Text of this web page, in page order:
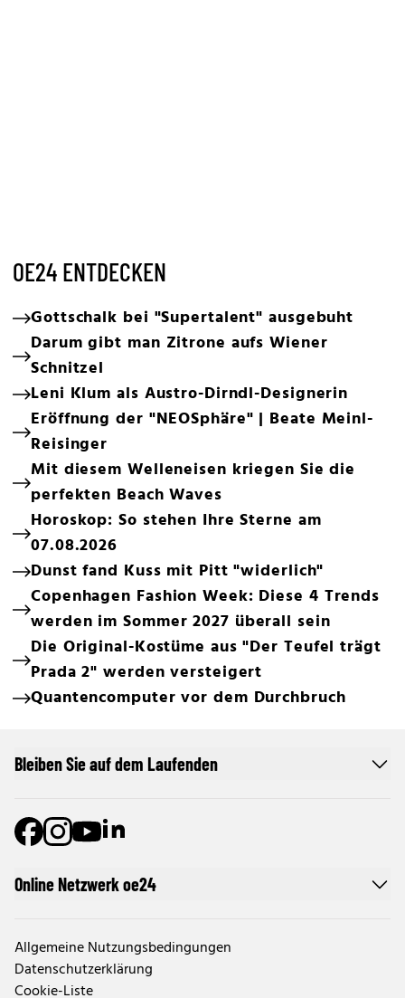
OE24 ENTDECKEN
Gottschalk bei "Supertalent" ausgebuht
Darum gibt man Zitrone aufs Wiener
Schnitzel
Leni Klum als Austro-Dirndl-Designerin
Eröffnung der "NEOSphäre" | Beate Meinl-
Reisinger
Mit diesem Welleneisen kriegen Sie die
perfekten Beach Waves
Horoskop: So stehen Ihre Sterne am
07.08.2026
Dunst fand Kuss mit Pitt "widerlich"
Copenhagen Fashion Week: Diese 4 Trends
werden im Sommer 2027 überall sein
Die Original-Kostüme aus "Der Teufel trägt
Prada 2" werden versteigert
Quantencomputer vor dem Durchbruch
Online Netzwerk oe24
Allgemeine Nutzungsbedingungen
Datenschutzerklärung
Cookie-Liste
Bleiben Sie auf dem Laufenden